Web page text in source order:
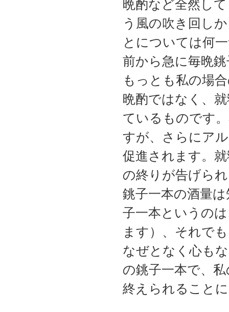
晩酌など全然し
う風の吹き回し
とについては何
前から急に毎晩
もっとも私の場
晩酌ではなく、
ているものです
すが、さらにア
促進されます。
の終りが告げら
銚子一本の酒量
子一本というの
ます）、それで
なぜとなく心も
の銚子一本で、
終えられること